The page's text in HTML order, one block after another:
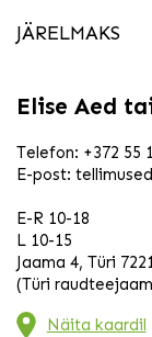
JÄRELMAKS
Elise Aed
Telefon: +372 55
E-post:
E-R 10-18
L 10-15
Jaama 4, Türi
(Türi
Näita kaardil